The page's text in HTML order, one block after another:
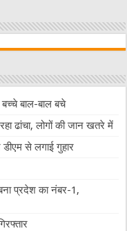
बाल-बाल बचे
ढांचा, लोगों की जान खतरे में
से लगाई गुहार
प्रदेश का नंबर-1,